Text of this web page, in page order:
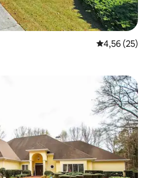
4,56 av 5 i
4,56 (25)